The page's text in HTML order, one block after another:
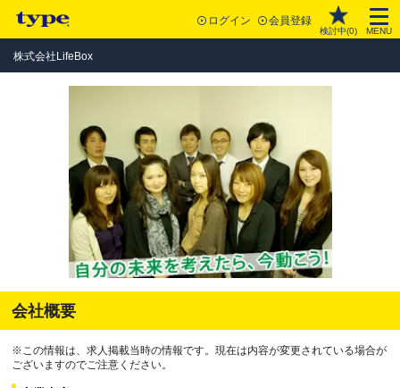
ログイン 会員登録
検討中(0) MENU
株式会社LifeBox
会社概要
※この情報は、求人掲載当時の情報です。現在は内容が変更されている場合が
ございますのでご注意ください。